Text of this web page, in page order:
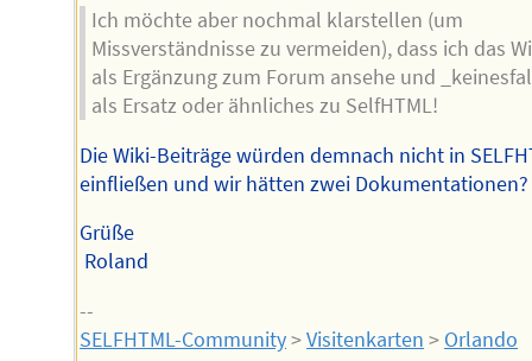
Ich möchte aber nochmal klarstellen (um
Missverständnisse zu vermeiden), dass ich das
als Ergänzung zum Forum ansehe und
als Ersatz oder ähnliches zu SelfHTML!
Die Wiki-Beiträge würden demnach nicht in
einfließen und wir hätten zwei Dokumentationen?
Grüße
Roland
--
SELFHTML-Community>Visitenkarten > Orlando